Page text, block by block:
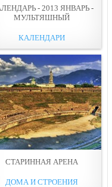
- 2013 ЯНВАРЬ -
МУЛЬТЯШНЫЙ
КАЛЕНДАРИ
СТАРИННАЯ АРЕНА
ДОМА И СТРОЕНИЯ